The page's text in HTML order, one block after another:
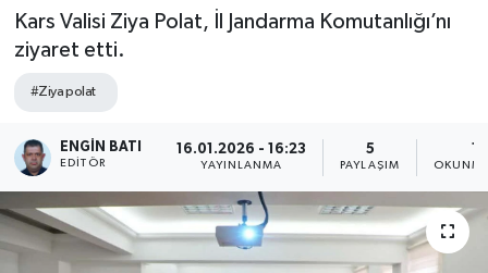
Kars Valisi Ziya Polat, İl Jandarma Komutanlığı’nı
ziyaret etti.
#Ziya polat
ENGIN BATI
EDITÖR
16.01.2026 - 16:23
YAYINLANMA
5
PAYLAŞIM